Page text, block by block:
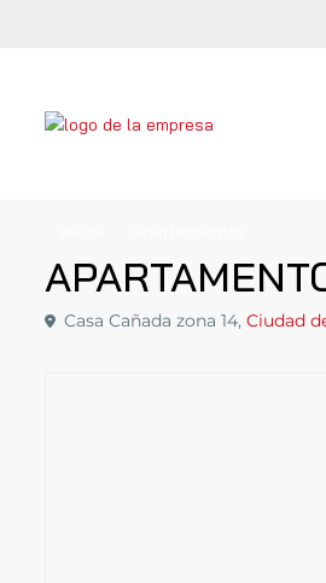
Casa Cañada zona 14, Ciudad